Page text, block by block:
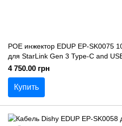
POE инжектор EDUP EP-SK0075
для StarLink Gen 3 Type-C and
4 750.00 грн
Купить